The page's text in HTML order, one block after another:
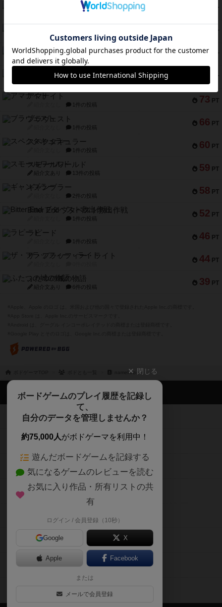
PT
テンプテーション
2件の投稿
PT
紹介文あり 2件の投稿
75 PT
宵と暁の呪文書
紹介文あり 8件の投稿
PT
リスボン・トラム 28
73 PT
アマナイト
1件の投稿
66 PT
ブラヴェスト
1件の投稿
60 PT
スペクタキュラー
1件の投稿
59 PT
スモールワールド
紹介文あり 13件の投稿
58 PT
ギャンブラー
2件の投稿
52 PT
Bitter End ブタペスト救出作戦
1件の投稿
46 PT
ラピード
1件の投稿
44 PT
ザ・フラッフィー・ライト
39 PT
ふたつの城の物語
紹介文あり 6件の投稿
namekuzi 閉じる
ボードゲームのプレイ履歴を記録し
て、
自分のデータを管理しませんか？
約75,000人がボドゲーマを利用中！
遊んだボードゲームを記録する
気になるゲームのレビューを読む
お気に入り作品・所有リストの共
有
ログイン / 会員登録（10秒）
Google X
Apple Facebook
または
メールで会員登録
ボドゲーマTOP
ボードゲームを検索する
ボードゲームの新着レビュー
ボードゲーム会情報
メカニクス特集
掲示板・トピックス
ボドとも・会員一覧
ボードゲーム業界コラム
ボドゲーマご利用案内